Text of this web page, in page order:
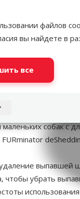
файлов
вы найдете в
все
собак с
выпавшей
чтобы убрать
использования